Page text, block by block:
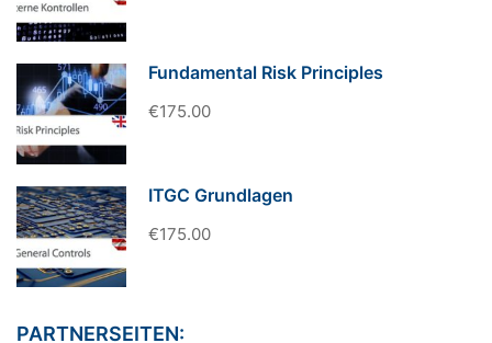
Fundamental Risk Principles
€175.00
ITGC Grundlagen
€175.00
PARTNERSEITEN: